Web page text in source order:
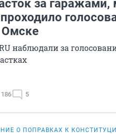
за гаражами,
Омске
наблюдали за
186 5
О ПОПРАВКАХ К